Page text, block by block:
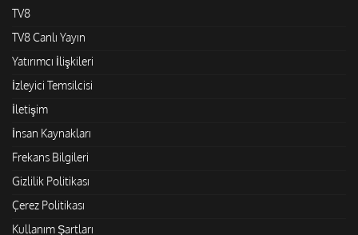
TV8
TV8 Canlı Yayın
Yatırımcı İlişkileri
İzleyici Temsilcisi
İletişim
İnsan Kaynakları
Frekans Bilgileri
Gizlilik Politikası
Çerez Politikası
Kullanım Şartları